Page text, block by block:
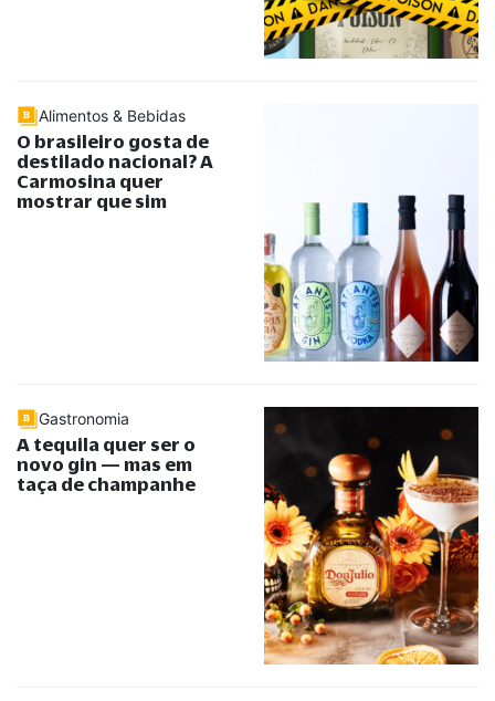
Alimentos & Bebidas
O brasileiro gosta de
destilado nacional? A
Carmosina quer
mostrar que sim
Gastronomia
A tequila quer ser o
novo gin — mas em
taça de champanhe